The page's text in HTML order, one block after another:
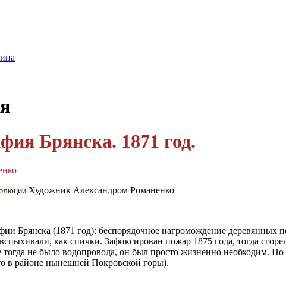
Брянска. 1871 год.
Художник Александром Романенко
Брянска (1871 год): беспорядоч­ное нагромождение
как спич­ки. Зафиксирован пожар 1875 года, тогда
не было водопровода, он был про­сто жизненно необходим. Но
в районе нынешней Покровской горы).